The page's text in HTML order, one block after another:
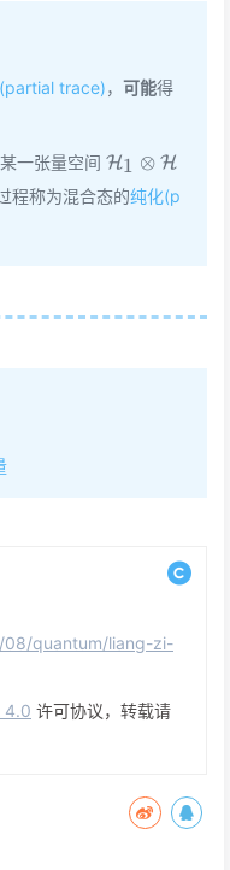
trace)， 可能得
一张量空间H1 ⊗ H
程称为混合态的纯化(p
quantum/liang-zi-
4.0 许可协议，转载请